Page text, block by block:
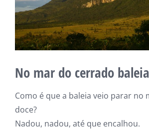
No mar do cerrado
Como é que a baleia veio parar no
doce?
Nadou, nadou, até que encalhou.